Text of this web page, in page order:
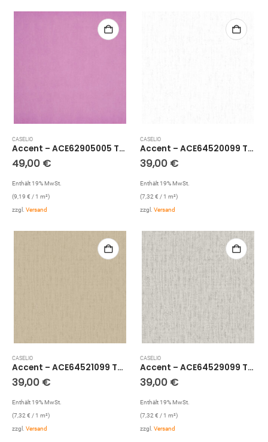
CASELIO
Accent – ACE62905005 Tapete: Wellenstruktur (Pink)
49,00 €
Enthält 19% MwSt.
(9,19 € / 1 m²)
zzgl. Versand
CASELIO
Accent – ACE64520099 Tapete: Holz Optik (Weiß)
39,00 €
Enthält 19% MwSt.
(7,32 € / 1 m²)
zzgl. Versand
CASELIO
Accent – ACE64521099 Tapete: Holz Optik (Beige)
39,00 €
Enthält 19% MwSt.
(7,32 € / 1 m²)
zzgl. Versand
CASELIO
Accent – ACE64529099 Tapete: Holz Optik (Silber)
39,00 €
Enthält 19% MwSt.
(7,32 € / 1 m²)
zzgl. Versand